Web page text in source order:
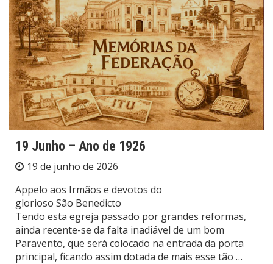
19 Junho – Ano de 1926
19 de junho de 2026
Appelo aos Irmãos e devotos do
glorioso São Benedicto
Tendo esta egreja passado por grandes reformas,
ainda recente-se da falta inadiável de um bom
Paravento, que será colocado na entrada da porta
principal, ficando assim dotada de mais esse tão …